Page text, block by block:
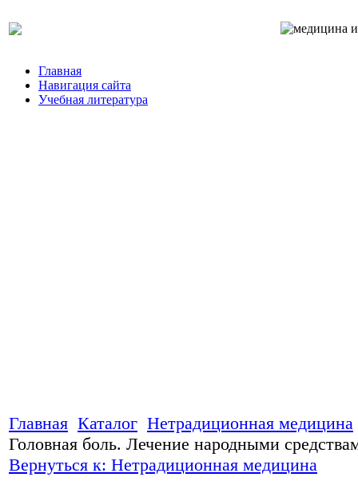
Главная
Навигация сайта
Учебная литература
Главная Каталог Нетрадиционная медицина
Головная боль. Лечение народными
Вернуться к: Нетрадиционная медицина